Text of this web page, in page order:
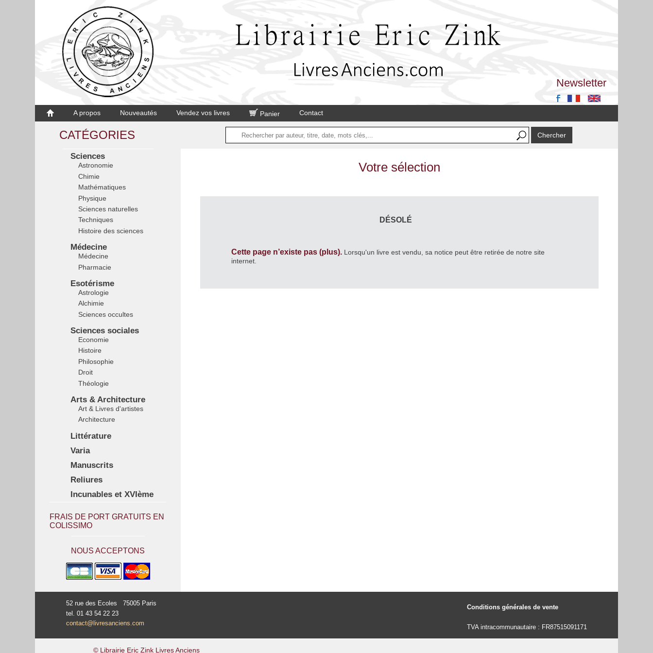
Newsletter
A propos Nouveautés Vendez vos livres Panier Contact
CATÉGORIES
Sciences
Astronomie
Chimie
Mathématiques
Physique
Sciences naturelles
Techniques
Histoire des sciences
Médecine
Médecine
Pharmacie
Esotérisme
Astrologie
Alchimie
Sciences occultes
Sciences sociales
Economie
Histoire
Philosophie
Droit
Théologie
Arts & Architecture
Art & Livres d'artistes
Architecture
Littérature
Varia
Manuscrits
Reliures
Incunables et XVIème
FRAIS DE PORT GRATUITS EN
COLISSIMO
NOUS ACCEPTONS
Votre sélection
DÉSOLÉ
Cette page n’existe pas (plus). Lorsqu'un livre est vendu, sa notice peut être retirée de notre site
internet.
52 rue des Ecoles 75005 Paris
tel. 01 43 54 22 23
contact@livresanciens.com
Conditions générales de vente
TVA intracommunautaire : FR87515091171
© Librairie Eric Zink Livres Anciens